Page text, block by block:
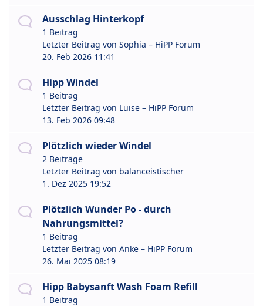
Ausschlag Hinterkopf
1 Beitrag
Letzter Beitrag von Sophia – HiPP Forum
20. Feb 2026 11:41
Hipp Windel
1 Beitrag
Letzter Beitrag von Luise – HiPP Forum
13. Feb 2026 09:48
Plötzlich wieder Windel
2 Beiträge
Letzter Beitrag von balanceistischer
1. Dez 2025 19:52
Plötzlich Wunder Po - durch
Nahrungsmittel?
1 Beitrag
Letzter Beitrag von Anke – HiPP Forum
26. Mai 2025 08:19
Hipp Babysanft Wash Foam Refill
1 Beitrag